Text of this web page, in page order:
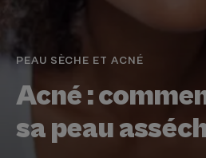
PEAU SÈCHE ET ACNÉ
Acné :
sa peau